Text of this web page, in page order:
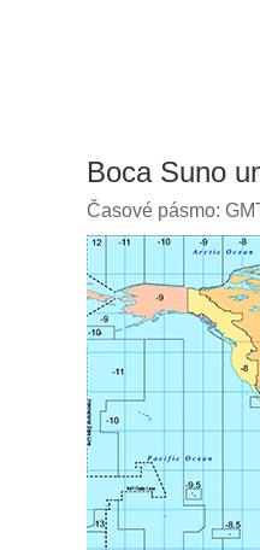
Boca Suno
Časové pásmo: